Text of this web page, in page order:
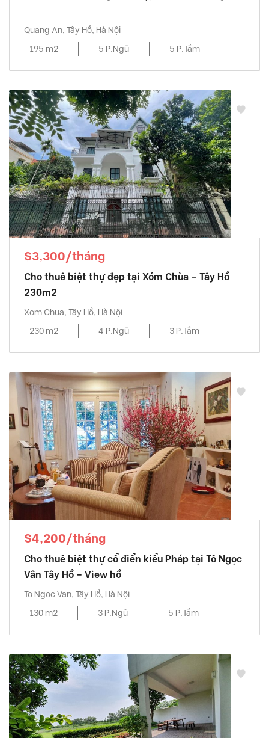
Quang An, Tây Hồ, Hà Nội
195 m2
5 P.Ngủ 5 P.Tắm
$3,300/tháng
Cho thuê biệt thự đẹp tại Xóm Chùa – Tây Hồ
230m2
Xom Chua, Tây Hồ, Hà Nội
230 m2
4 P.Ngủ 3 P.Tắm
$4,200/tháng
Cho thuê biệt thự cổ điển kiểu Pháp tại Tô Ngọc
Vân Tây Hồ – View hồ
To Ngoc Van, Tây Hồ, Hà Nội
130 m2
3 P.Ngủ 5 P.Tắm